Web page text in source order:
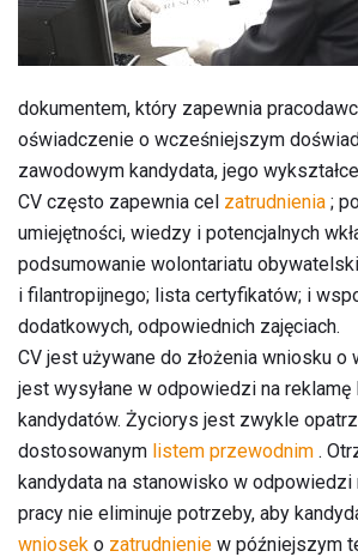
dokumentem, który zapewnia
oświadczenie o wcześniejszym
zawodowym kandydata, jego
CV często zapewnia cel zatrudnienia ;
umiejętności, wiedzy i potencjalnych
podsumowanie wolontariatu
i filantropijnego; lista certyfikatów; i
dodatkowych, odpowiednich zajęciach.
CV jest używane do złożenia wniosku o
jest wysyłane w odpowiedzi na reklamę
kandydatów. Życiorys jest zwykle
dostosowanym listem przewodnim .
kandydata na stanowisko w odpowiedzi
pracy nie eliminuje potrzeby, aby
wniosek o zatrudnienie w późniejszym